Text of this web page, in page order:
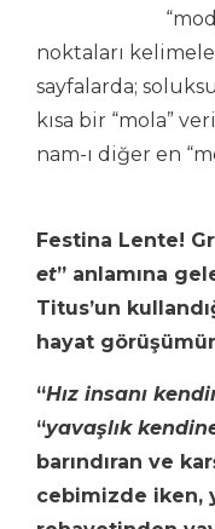
noktaları
sayfalarda;
kısa bir “mola”
nam-ı diğer en
Festina Lente!
et” anlamına
Titus’un
hayat
“Hız insanı
“yavaşlık
barındıran ve
cebimizde iken,